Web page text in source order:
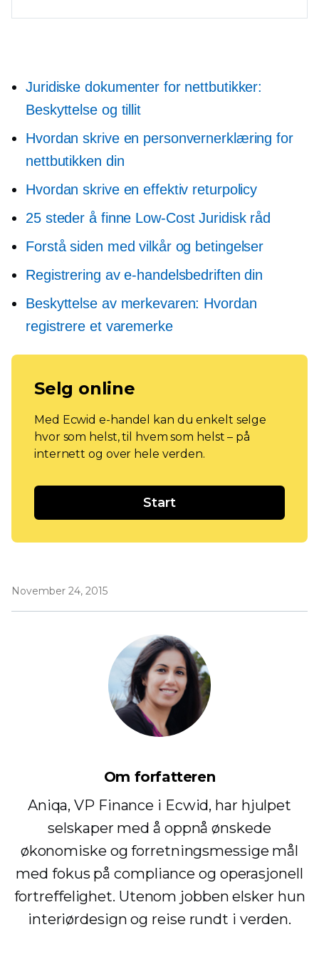
Juridiske dokumenter for nettbutikker:
Beskyttelse og tillit
Hvordan skrive en personvernerklæring for
nettbutikken din
Hvordan skrive en effektiv returpolicy
25 steder å finne Low-CostJuridisk råd
Forstå siden med vilkår og betingelser
Registrering av e-handelsbedriften din
Beskyttelse av merkevaren: Hvordan
registrere et varemerke
Selg online
Med Ecwid e-handel kan du enkelt selge
hvor som helst, til hvem som helst – på
internett og over hele verden.
Start
November 24, 2015
Om forfatteren
Aniqa, VP Finance i Ecwid, har hjulpet
selskaper med å oppnå ønskede
økonomiske og forretningsmessige mål
med fokus på compliance og operasjonell
fortreffelighet. Utenom jobben elsker hun
interiørdesign og reise rundt i verden.